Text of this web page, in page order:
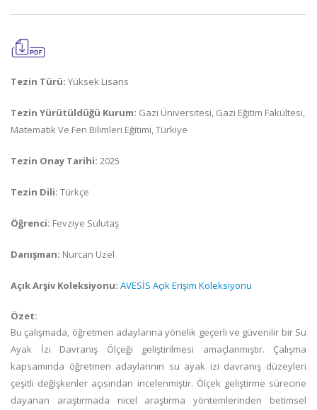
Tezin Türü: Yüksek Lisans
Tezin Yürütüldüğü Kurum: Gazi Üniversitesi, Gazi Eğitim Fakültesi,
Matematik Ve Fen Bilimleri Eğitimi, Türkiye
Tezin Onay Tarihi: 2025
Tezin Dili: Türkçe
Öğrenci: Fevziye Sulutaş
Danışman: Nurcan Uzel
Açık Arşiv Koleksiyonu: AVESİS Açık Erişim Koleksiyonu
Özet:
Bu çalışmada, öğretmen adaylarına yönelik geçerli ve güvenilir bir Su
Ayak İzi Davranış Ölçeği geliştirilmesi amaçlanmıştır. Çalışma
kapsamında öğretmen adaylarının su ayak izi davranış düzeyleri
çeşitli değişkenler açısından incelenmiştir. Ölçek geliştirme sürecine
dayanan araştırmada nicel araştırma yöntemlerinden betimsel